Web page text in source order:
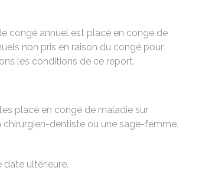
congé annuel est placé en congé de
non pris en raison du congé pour
les conditions de ce report.
placé en congé de maladie sur
dentiste ou une sage-femme.
ultérieure.